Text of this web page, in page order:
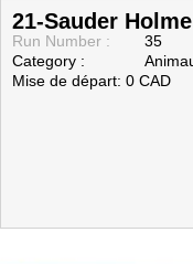
21-Sauder
Run Number :
35
Category :
Mise de départ: 0 CAD